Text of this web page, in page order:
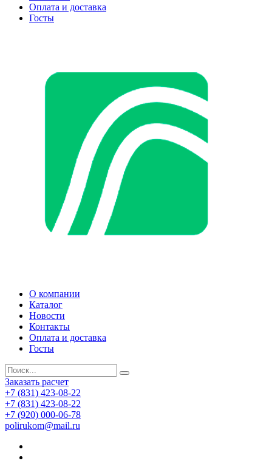
Оплата и доставка
Госты
О компании
Каталог
Новости
Контакты
Оплата и доставка
Госты
Заказать расчет
+7 (831) 423-08-22
+7 (831) 423-08-22
+7 (920) 000-06-78
polirukom@mail.ru